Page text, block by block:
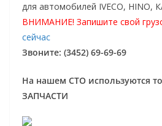
для автомобилей IVECO,
ВНИМАНИЕ! Запишите свой
сейчас
Звоните: (3452) 69-69-69
На нашем СТО используются
ЗАПЧАСТИ